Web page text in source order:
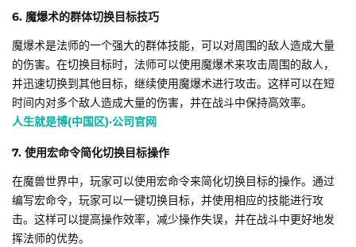
6. 魔爆术的群体切换目标技巧
魔爆术是法师的一个强大的群体技能，可以对周围的敌人造成大量
的伤害。在切换目标时，法师可以使用魔爆术来攻击周围的敌人，
并迅速切换到其他目标，继续使用魔爆术进行攻击。这样可以在短
时间内对多个敌人造成大量的伤害，并在战斗中保持高效率。
人生就是博(中国区)·公司官网
7. 使用宏命令简化切换目标操作
在魔兽世界中，玩家可以使用宏命令来简化切换目标的操作。通过
编写宏命令，玩家可以一键切换目标，并使用相应的技能进行攻
击。这样可以提高操作效率，减少操作失误，并在战斗中更好地发
挥法师的优势。